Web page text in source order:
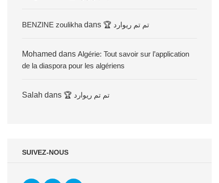
BENZINE zoulikha dans 🏆 تم تم ريوارد
Mohamed dans Algérie: Tout savoir sur l’application
de la diaspora pour les algériens
Salah dans 🏆 تم تم ريوارد
SUIVEZ-NOUS